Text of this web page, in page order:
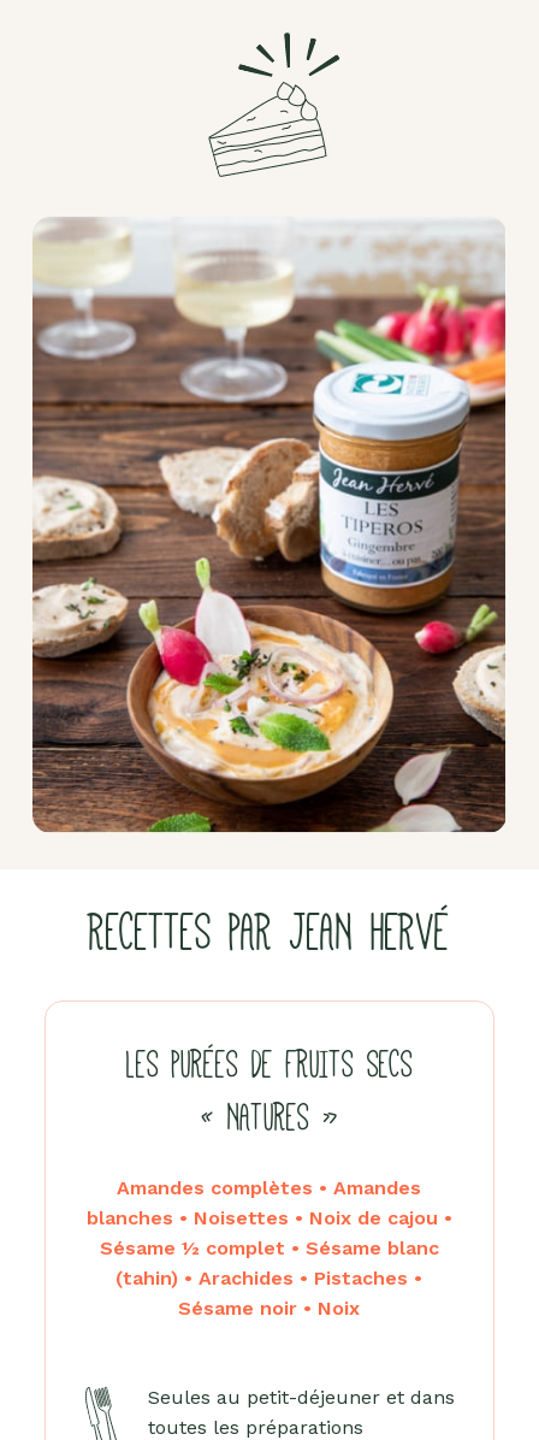
RECETTES PAR JEAN HERVÉ
LES PURÉES DE FRUITS SECS
« NATURES »
Amandes complètes • Amandes
blanches • Noisettes • Noix de cajou •
Sésame ½ complet • Sésame blanc
(tahin) • Arachides • Pistaches •
Sésame noir • Noix
Seules au petit-déjeuner et dans
toutes les préparations